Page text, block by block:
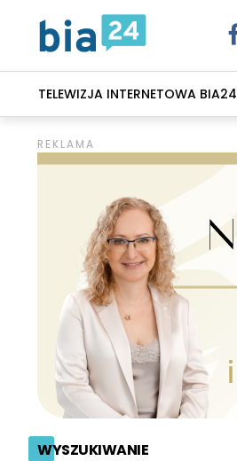
TELEWIZJA INTERNETOWA BIA24
WYSZUKIWANIE